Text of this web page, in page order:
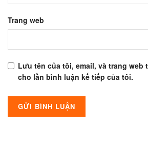
Trang web
Lưu tên của tôi, email, và trang
cho lần bình luận kế tiếp của tôi.